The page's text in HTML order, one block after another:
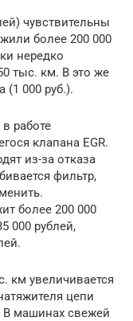
чувствительны
более 200 000
нередко
тыс. км. В это же
(1 000 руб.).
работе
клапана EGR.
из-за отказа
фильтр,
более 200 000
000 рублей,
км увеличивается
цепи
В машинах свежей